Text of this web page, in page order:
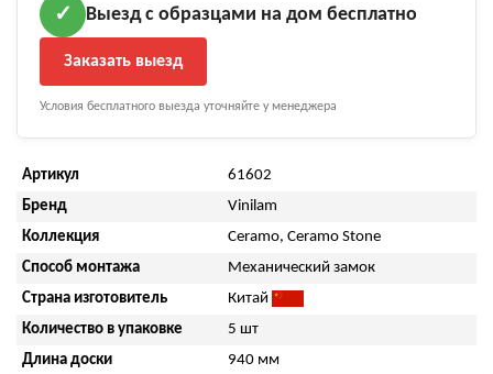
✓ Выезд с образцами на дом бесплатно
Заказать выезд
Условия бесплатного выезда уточняйте у менеджера
Артикул
61602
Бренд
Vinilam
Коллекция
Ceramo, Ceramo Stone
Способ монтажа
Механический замок
Страна изготовитель
Китай
Количество в упаковке
5 шт
Длина доски
940 мм